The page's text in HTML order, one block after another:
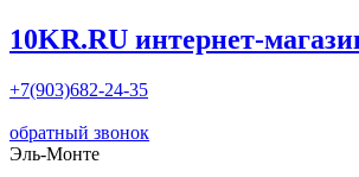
10KR.RU интернет-
+7(903)682-24-35
обратный звонок
Эль-Монте